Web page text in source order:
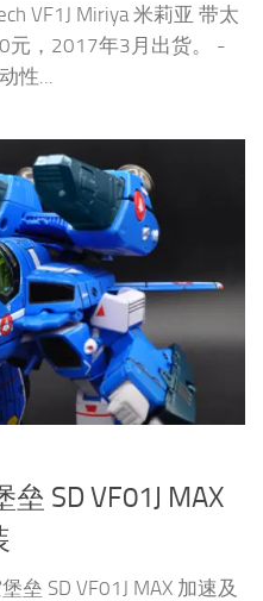
VF1J Miriya 米莉亚 带太
元，2017年3月出货。 -
性...
垒 SD VF01J MAX
垒 SD VF01J MAX 加速及